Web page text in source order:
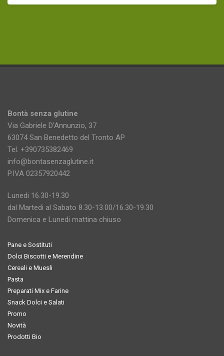
Bontà senza glutine
Via Gabriele D'Annunzio, 37
63074 San Benedetto del Tronto AP
Tel. +390735382469
info@bontasenzaglutine.it
P.IVA 02357920442
Lunedi 16.30-19.30
dal Martedi al Sabato 8.30-13.00/16.30-19.30
Domenica e Lunedi mattina chiuso
Pane e Sostituti
Dolci Biscotti e Merendine
Cereali e Muesli
Pasta
Preparati Mix e Farine
Snack Dolci e Salati
Promo
Novità
Prodotti Bio